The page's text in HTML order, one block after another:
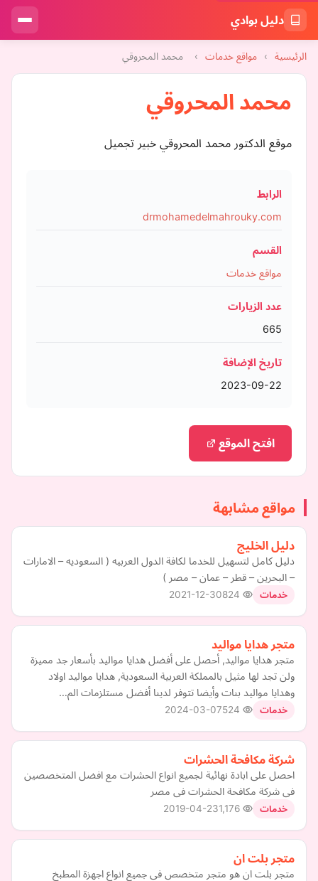
دليل بوادي
الرئيسية › مواقع خدمات › محمد المحروقي
محمد المحروقي
موقع الدكتور محمد المحروقي خبير تجميل
الرابط
drmohamedelmahrouky.com
القسم
مواقع خدمات
عدد الزيارات
665
تاريخ الإضافة
2023-09-22
افتح الموقع
مواقع مشابهة
دليل الخليج
دليل كامل لتسهيل للخدما لكافة الدول العربيه ( السعوديه – الامارات
– البحرين – قطر – عمان – مصر )
خدمات 2021-12-30
متجر هدايا مواليد
متجر هدايا مواليد, أحصل على أفضل هدايا مواليد بأسعار جد مميزة
ولن تجد لها مثيل بالمملكة العربية السعودية, هدايا مواليد اولاد
وهدايا مواليد بنات وأيضا تتوفر لدينا أفضل مستلزمات الم…
خدمات 2024-03-07
شركة مكافحة الحشرات
احصل على ابادة نهائية لجميع انواع الحشرات مع افضل المتخصصين
فى شركة مكافحة الحشرات فى مصر
خدمات 2019-04-23
متجر بلت ان
متجر بلت ان هو متجر متخصص فى جميع انواع اجهزة المطبخ